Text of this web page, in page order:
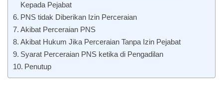
Kepada Pejabat
PNS tidak Diberikan Izin Perceraian
Akibat Perceraian PNS
Akibat Hukum Jika Perceraian Tanpa Izin Pejabat
Syarat Perceraian PNS ketika di Pengadilan
Penutup